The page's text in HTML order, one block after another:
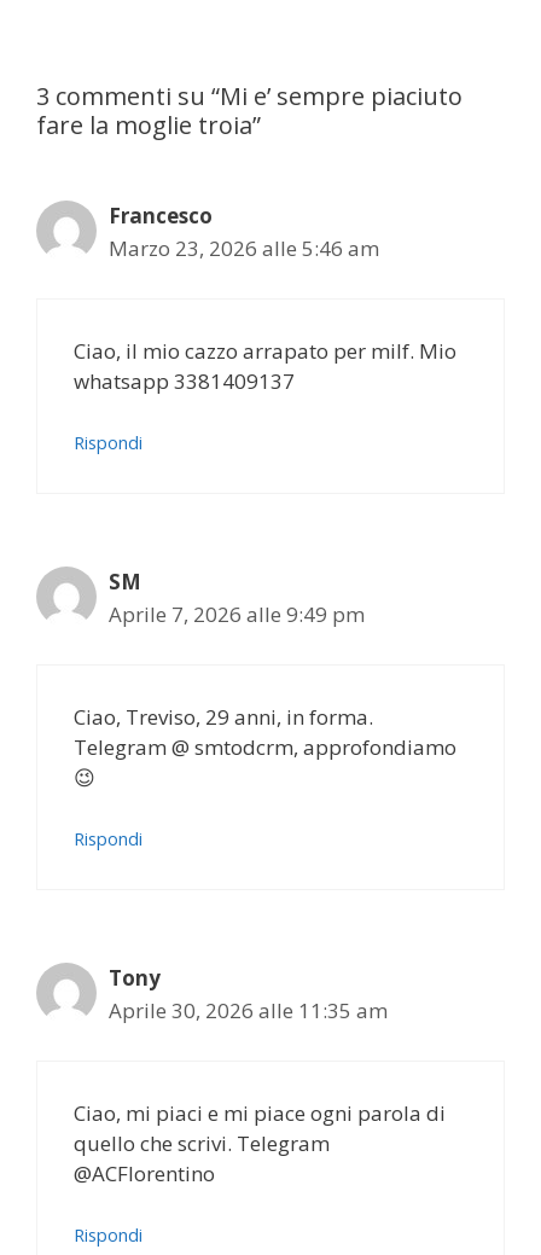
3 commenti su “Mi e’ sempre piaciuto
fare la moglie troia”
Francesco
Marzo 23, 2026 alle 5:46 am
Ciao, il mio cazzo arrapato per milf. Mio
whatsapp 3381409137
Rispondi
SM
Aprile 7, 2026 alle 9:49 pm
Ciao, Treviso, 29 anni, in forma.
Telegram @ smtodcrm, approfondiamo
😉
Rispondi
Tony
Aprile 30, 2026 alle 11:35 am
Ciao, mi piaci e mi piace ogni parola di
quello che scrivi. Telegram
@ACFlorentino
Rispondi